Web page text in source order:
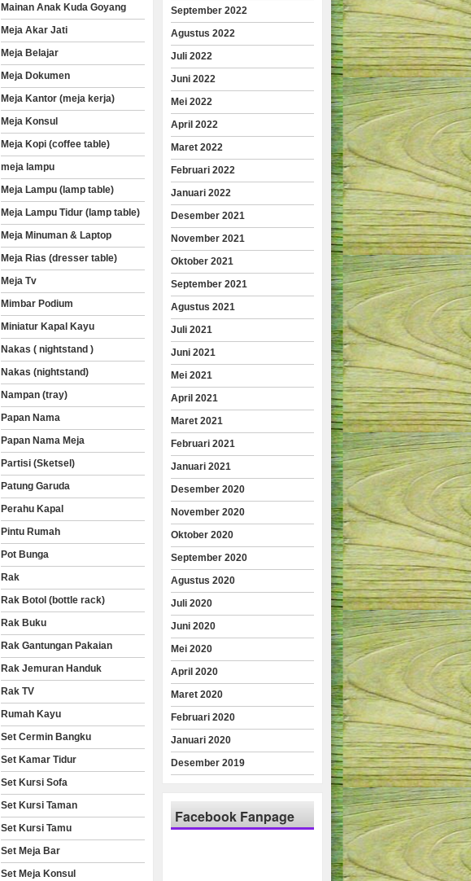
Mainan Anak Kuda Goyang
Meja Akar Jati
Meja Belajar
Meja Dokumen
Meja Kantor (meja kerja)
Meja Konsul
Meja Kopi (coffee table)
meja lampu
Meja Lampu (lamp table)
Meja Lampu Tidur (lamp table)
Meja Minuman & Laptop
Meja Rias (dresser table)
Meja Tv
Mimbar Podium
Miniatur Kapal Kayu
Nakas ( nightstand )
Nakas (nightstand)
Nampan (tray)
Papan Nama
Papan Nama Meja
Partisi (Sketsel)
Patung Garuda
Perahu Kapal
Pintu Rumah
Pot Bunga
Rak
Rak Botol (bottle rack)
Rak Buku
Rak Gantungan Pakaian
Rak Jemuran Handuk
Rak TV
Rumah Kayu
Set Cermin Bangku
Set Kamar Tidur
Set Kursi Sofa
Set Kursi Taman
Set Kursi Tamu
Set Meja Bar
Set Meja Konsul
September 2022
Agustus 2022
Juli 2022
Juni 2022
Mei 2022
April 2022
Maret 2022
Februari 2022
Januari 2022
Desember 2021
November 2021
Oktober 2021
September 2021
Agustus 2021
Juli 2021
Juni 2021
Mei 2021
April 2021
Maret 2021
Februari 2021
Januari 2021
Desember 2020
November 2020
Oktober 2020
September 2020
Agustus 2020
Juli 2020
Juni 2020
Mei 2020
April 2020
Maret 2020
Februari 2020
Januari 2020
Desember 2019
Facebook Fanpage